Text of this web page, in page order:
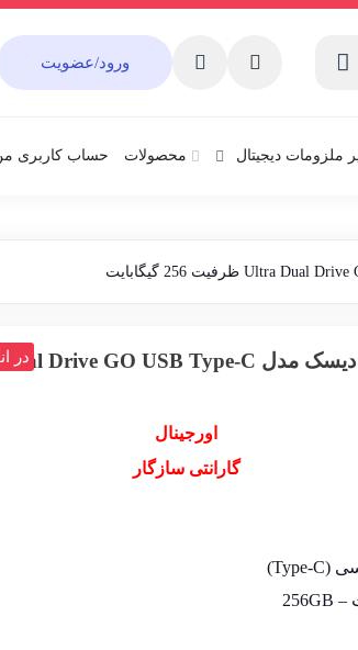
ورود/عضویت
ملزومات دیجیتال محصولات حساب کاربری
اورجینال
گارانتی سازگار
در